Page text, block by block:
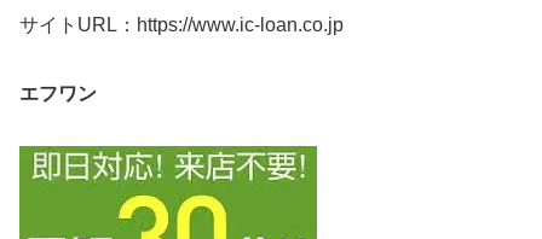
サイトURL：https://www.ic-loan.co.jp
エフワン